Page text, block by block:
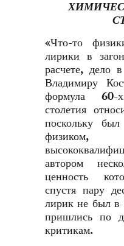
«Что-то
лирики в
расчете, дело
Владимиру
формула 60-
столетия
поскольку
автором
ценность
спустя пару
лирик не был в
пришлись по
критикам.